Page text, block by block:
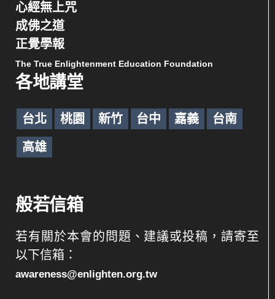
心經無上咒
成佛之道
正覺學報
The True Enlightenment Education Foundation
各地講堂
台北 桃園 新竹 台中 嘉義 台南
高雄
般若信箱
若有關於本會的問題、建議或投稿，請寄至
以下信箱：
awareness@enlighten.org.tw